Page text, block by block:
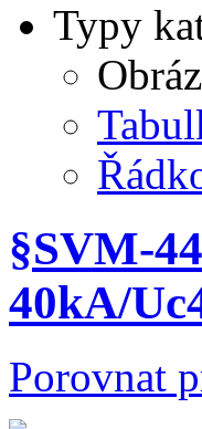
Typy
§SVM-
40kA/
Porovnat